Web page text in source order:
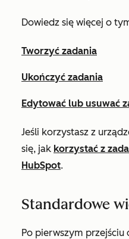
Dowiedz się więcej o
Tworzyć zadania
Ukończyć zadania
Edytować lub usuwać
Jeśli korzystasz z
się, jak korzystać z
HubSpot.
Standardowe
Po pierwszym